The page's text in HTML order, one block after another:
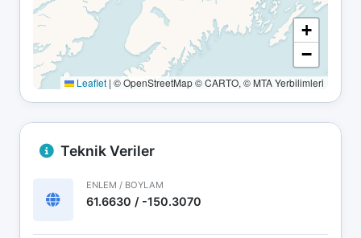
+
−
Leaflet | © OpenStreetMap © CARTO, © MTA Yerbilimleri
Teknik Veriler
ENLEM / BOYLAM
61.6630 / -150.3070